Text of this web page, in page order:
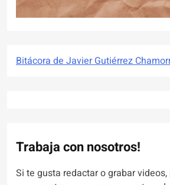
Bitácora de Javier Gutiérrez
Trabaja con nosotros!
Si te gusta redactar o grabar